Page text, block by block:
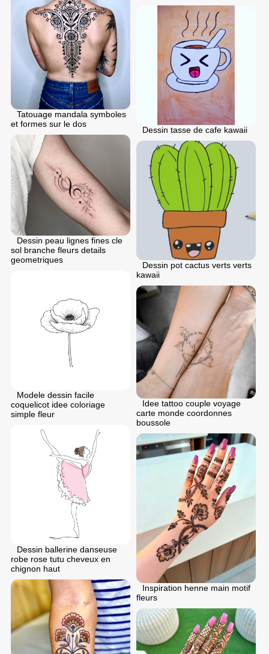
Tatouage mandala symboles
et formes sur le dos
Dessin tasse de cafe kawaii
Dessin peau lignes fines cle
sol branche fleurs details
geometriques
Dessin pot cactus verts verts
kawaii
Modele dessin facile
coquelicot idee coloriage
simple fleur
Idee tattoo couple voyage
carte monde coordonnes
boussole
Dessin ballerine danseuse
robe rose tutu cheveux en
chignon haut
Inspiration henne main motif
fleurs